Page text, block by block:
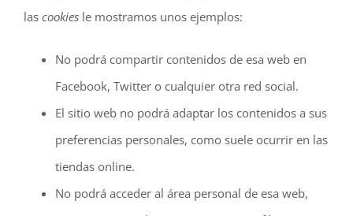
las cookies le mostramos unos ejemplos:
No podrá compartir contenidos de esa web en
Facebook, Twitter o cualquier otra red social.
El sitio web no podrá adaptar los contenidos a sus
preferencias personales, como suele ocurrir en las
tiendas online.
No podrá acceder al área personal de esa web,